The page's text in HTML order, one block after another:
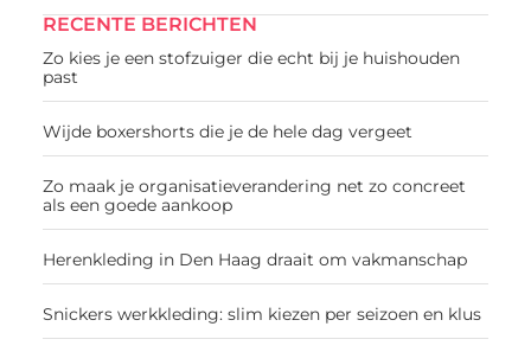
RECENTE BERICHTEN
Zo kies je een stofzuiger die echt bij je huishouden
past
Wijde boxershorts die je de hele dag vergeet
Zo maak je organisatieverandering net zo concreet
als een goede aankoop
Herenkleding in Den Haag draait om vakmanschap
Snickers werkkleding: slim kiezen per seizoen en klus